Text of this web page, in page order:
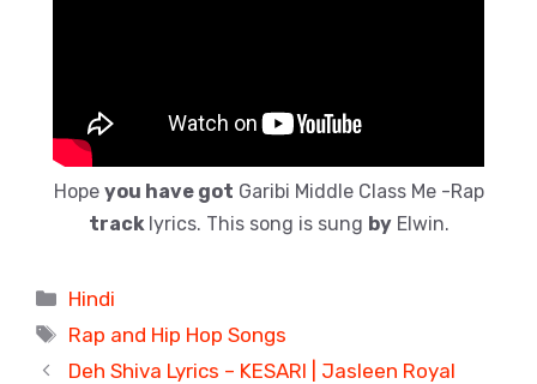
Hope you have got Garibi Middle Class Me -Rap
track lyrics. This song is sung byElwin.
Categories
Hindi
Tags
Rap and Hip Hop Songs
Deh Shiva Lyrics – KESARI | Jasleen Royal